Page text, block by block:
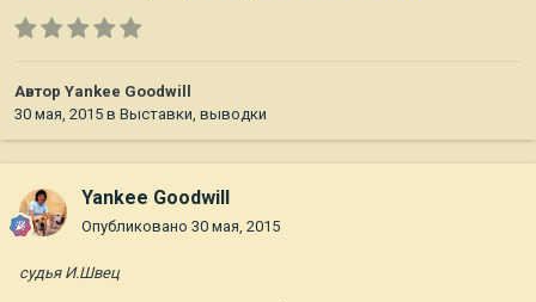
Автор Yankee Goodwill
30 мая, 2015 в Выставки, выводки
Yankee Goodwill
Опубликовано 30 мая, 2015
судья И.Швец